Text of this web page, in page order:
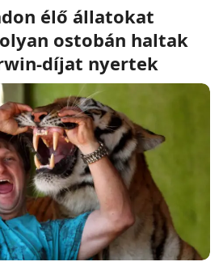
élő állatokat
ostobán haltak
díjat nyertek